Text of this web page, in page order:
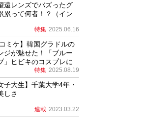
遠レンズでバズったグ
累って何者！？（イン
特集 2025.06.16
ミケ】韓国グラドルの
ジが魅せた！「ブルー
」ヒビキのコスプレに
特集 2025.08.19
子大生】千葉大学4年・
しさ
連載 2023.03.22